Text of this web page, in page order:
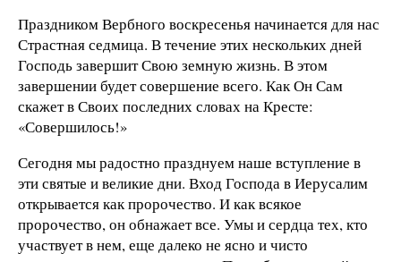
Праздником Вербного воскресенья начинается для нас
Страстная седмица. В течение этих нескольких дней
Господь завершит Свою земную жизнь. В этом
завершении будет совершение всего. Как Он Сам
скажет в Своих последних словах на Кресте:
«Совершилось!»
Сегодня мы радостно празднуем наше вступление в
эти святые и великие дни. Вход Господа в Иерусалим
открывается как пророчество. И как всякое
пророчество, он обнажает все. Умы и сердца тех, кто
участвует в нем, еще далеко не ясно и чисто